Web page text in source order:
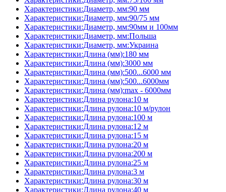
Характеристики:Диаметр, мм:90 мм
Характеристики:Диаметр, мм:90/75 мм
Характеристики:Диаметр, мм:90мм и 100мм
Характеристики:Диаметр, мм:Польша
Характеристики:Диаметр, мм:Украина
Характеристики:Длина (мм):180 мм
Характеристики:Длина (мм):3000 мм
Характеристики:Длина (мм):500...6000 мм
Характеристики:Длина (мм):500...6000мм
Характеристики:Длина (мм):max - 6000мм
Характеристики:Длина рулона:10 м
Характеристики:Длина рулона:10 м/рулон
Характеристики:Длина рулона:100 м
Характеристики:Длина рулона:12 м
Характеристики:Длина рулона:15 м
Характеристики:Длина рулона:20 м
Характеристики:Длина рулона:200 м
Характеристики:Длина рулона:25 м
Характеристики:Длина рулона:3 м
Характеристики:Длина рулона:30 м
Характеристики:Длина рулона:40 м